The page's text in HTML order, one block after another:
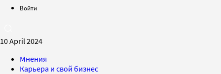
Войти
10 April 2024
Мнения
Карьера и свой бизнес